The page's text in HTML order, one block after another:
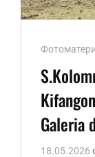
Ссылки
рубрик
Galeria
18.05.2026